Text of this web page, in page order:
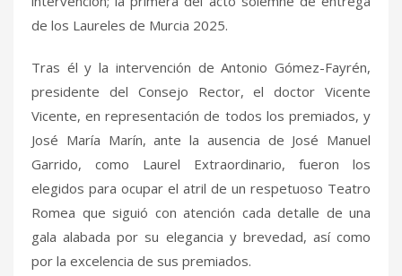
de los Laureles de Murcia 2025.
Tras él y la intervención de Antonio Gómez-Fayrén,
presidente del Consejo Rector, el doctor Vicente
Vicente, en representación de todos los premiados, y
José María Marín, ante la ausencia de José Manuel
Garrido, como Laurel Extraordinario, fueron los
elegidos para ocupar el atril de un respetuoso Teatro
Romea que siguió con atención cada detalle de una
gala alabada por su elegancia y brevedad, así como
por la excelencia de sus premiados.